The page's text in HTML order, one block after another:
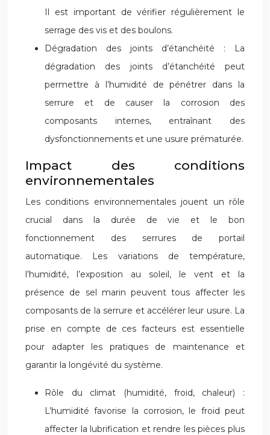
Il est important de vérifier régulièrement le
serrage des vis et des boulons.
Dégradation des joints d’étanchéité : La
dégradation des joints d’étanchéité peut
permettre à l’humidité de pénétrer dans la
serrure et de causer la corrosion des
composants internes, entraînant des
dysfonctionnements et une usure prématurée.
Impact des conditions
environnementales
Les conditions environnementales jouent un rôle
crucial dans la durée de vie et le bon
fonctionnement des serrures de portail
automatique. Les variations de température,
l’humidité, l’exposition au soleil, le vent et la
présence de sel marin peuvent tous affecter les
composants de la serrure et accélérer leur usure. La
prise en compte de ces facteurs est essentielle
pour adapter les pratiques de maintenance et
garantir la longévité du système.
Rôle du climat (humidité, froid, chaleur) :
L’humidité favorise la corrosion, le froid peut
affecter la lubrification et rendre les pièces plus